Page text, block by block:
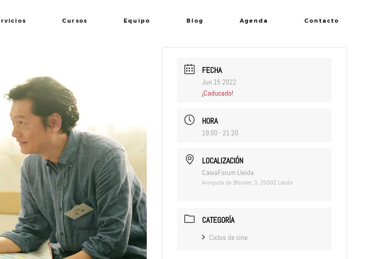
Cursos Equipo Blog Agenda Contacto
FECHA
Jun 15 2022
¡Caducado!
HORA
19:00 - 21:20
LOCALIZACIÓN
CaixaForum Lleida
Avinguda de Blondel, 3, 25002 Lleida
CATEGORÍA
Ciclos de cine